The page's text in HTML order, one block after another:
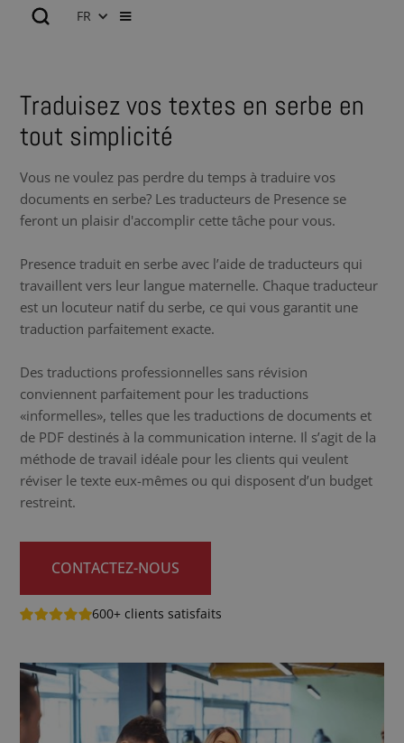
FR
Traduisez vos textes en serbe en
tout simplicité
Vous ne voulez pas perdre du temps à traduire vos
documents en serbe? Les traducteurs de Presence se
feront un plaisir d'accomplir cette tâche pour vous.
Presence traduit en serbe avec l’aide de traducteurs qui
travaillent vers leur langue maternelle. Chaque traducteur
est un locuteur natif du serbe, ce qui vous garantit une
traduction parfaitement exacte.
Des traductions professionnelles sans révision
conviennent parfaitement pour les traductions
«informelles», telles que les traductions de documents et
de PDF destinés à la communication interne. Il s’agit de la
méthode de travail idéale pour les clients qui veulent
réviser le texte eux-mêmes ou qui disposent d’un budget
restreint.
CONTACTEZ-NOUS
600+ clients satisfaits